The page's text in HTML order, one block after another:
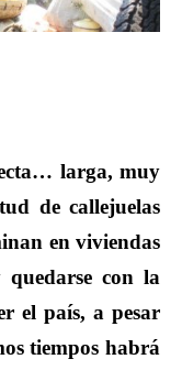
larga, muy
de callejuelas
en viviendas
con la
el país, a pesar
tiempos habrá